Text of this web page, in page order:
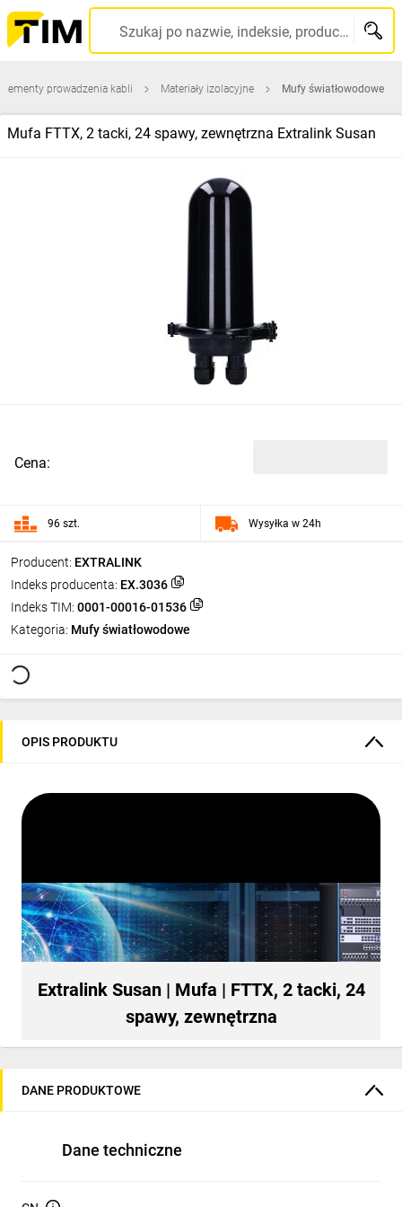
Szukaj po nazwie, indeksie, producencie, kodzie kreskowym...
Elementy prowadzenia kabli Materiały izolacyjne Mufy światłowodowe
Mufa FTTX, 2 tacki, 24 spawy, zewnętrzna Extralink Susan
Producent: EXTRALINK
Indeks producenta: EX.3036
Indeks TIM: 0001-00016-01536
Kategoria: Mufy światłowodowe
Cena:
96 szt. Wysyłka w 24h
OPIS PRODUKTU
Extralink Susan | Mufa | FTTX, 2 tacki, 24
spawy, zewnętrzna
Mufa zewnętrzna
DANE PRODUKTOWE
Dane techniczne